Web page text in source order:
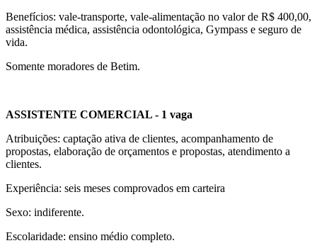
Benefícios: vale-transporte, vale-alimentação no valor de R$ 400,00,
assistência médica, assistência odontológica, Gympass e seguro de
vida.
Somente moradores de Betim.
ASSISTENTE COMERCIAL - 1 vaga
Atribuições: captação ativa de clientes, acompanhamento de
propostas, elaboração de orçamentos e propostas, atendimento a
clientes.
Experiência: seis meses comprovados em carteira
Sexo: indiferente.
Escolaridade: ensino médio completo.